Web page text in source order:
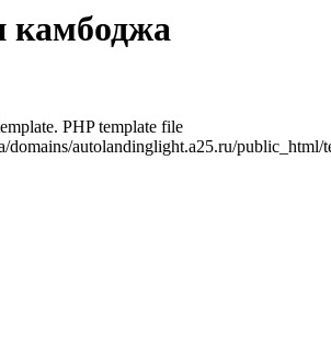
камбоджа
PHP template file
domains/autolandinglight.a25.ru/